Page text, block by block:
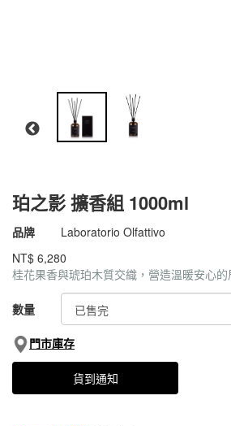
珀之影 擴香組 1000ml
商品代號 031bLO093
031bLO093
品牌
Laboratorio Olfattivo
NT$ 6,280
桂花果香與琥珀木質交織，營造溫暖安心的
GOODS000000000000007540393
數量
門市庫存
貨到通知